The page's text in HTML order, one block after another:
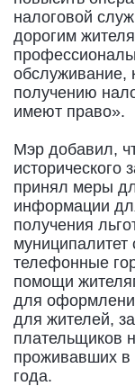
налоговой
дорогим
обслуживание,
получению
имеют право».
Мэр добавил,
исторического
принял меры
информации
получения
телефонные
помощи
для
для жителей,
плательщиков
проживавших в
года.